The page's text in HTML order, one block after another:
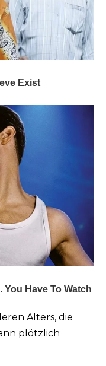
Alters, die
plötzlich